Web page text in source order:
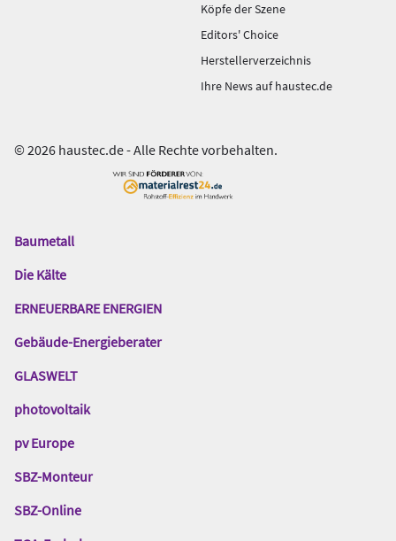
Köpfe der Szene
Editors' Choice
Herstellerverzeichnis
Ihre News auf haustec.de
© 2026 haustec.de - Alle Rechte vorbehalten.
Das
Gentner
Baumetall
Die Kälte
ERNEUERBARE ENERGIEN
Gebäude-Energieberater
GLASWELT
photovoltaik
pv Europe
SBZ-Monteur
SBZ-Online